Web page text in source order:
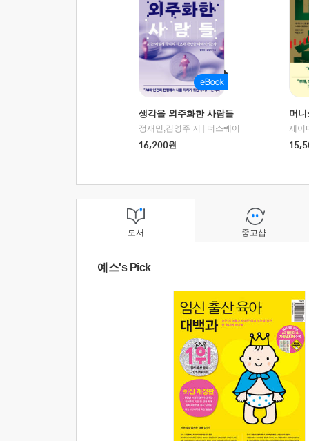
생각을 외주화한 사람들
정재민,김영주 저
더스퀘어
16,200원
머
도서
예스's Pick
중고샵